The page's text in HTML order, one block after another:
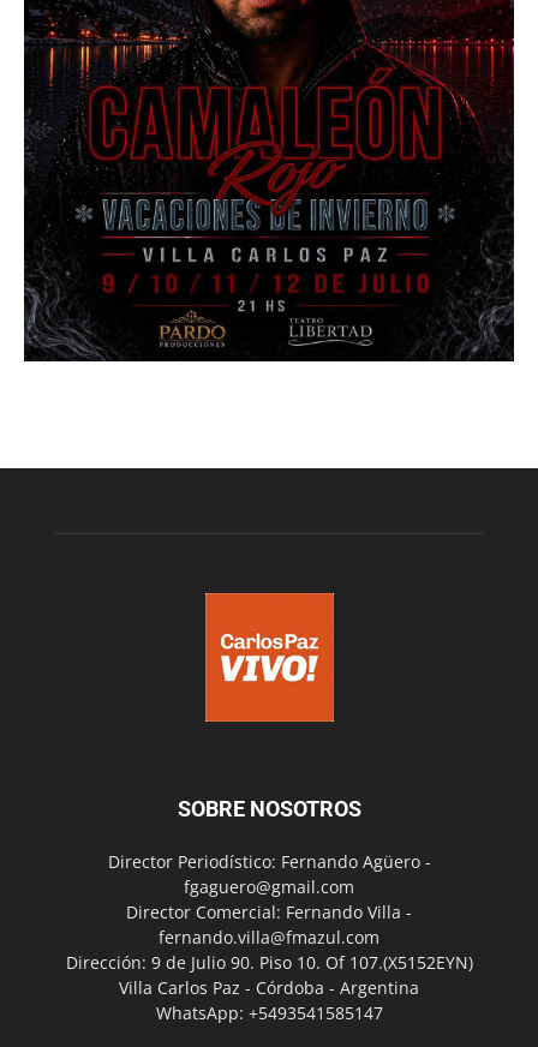
SOBRE NOSOTROS
Director Periodístico: Fernando Agüero -
fgaguero@gmail.com
Director Comercial: Fernando Villa -
fernando.villa@fmazul.com
Dirección: 9 de Julio 90. Piso 10. Of 107.(X5152EYN)
Villa Carlos Paz - Córdoba - Argentina
WhatsApp: +5493541585147